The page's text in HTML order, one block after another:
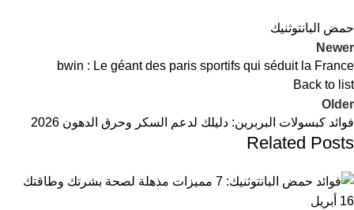
حمض البانتوثنيك
Newer
bwin : Le géant des paris sportifs qui séduit la France
Back to list
Older
فوائد كبسولات البربرين: دليلك لدعم السكر وحرق الدهون 2026
Related Posts
16 أبريل